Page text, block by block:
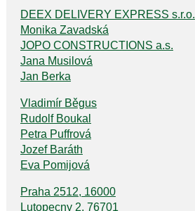
DEEX DELIVERY EXPRESS s.r.o.
Monika Zavadská
JOPO CONSTRUCTIONS a.s.
Jana Musilová
Jan Berka
Vladimír Běgus
Rudolf Boukal
Petra Puffrová
Jozef Baráth
Eva Pomijová
Praha 2512, 16000
Lutopecny 2, 76701